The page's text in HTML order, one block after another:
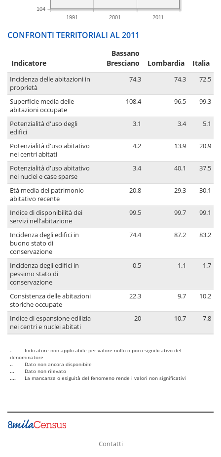
1991 2001 2011
104
CONFRONTI TERRITORIALI AL 2011
Indicatore
Bassano
Bresciano
Lombardia Italia
Incidenza delle abitazioni in
proprietà
74.3 74.3 72.5
Superficie media delle
abitazioni occupate
108.4 96.5 99.3
Potenzialità d'uso degli
edifici
3.1 3.4 5.1
Potenzialità d'uso abitativo
nei centri abitati
4.2 13.9 20.9
Potenzialità d'uso abitativo
nei nuclei e case sparse
3.4 40.1 37.5
Età media del patrimonio
abitativo recente
20.8 29.3 30.1
Indice di disponibilità dei
servizi nell'abitazione
99.5 99.7 99.1
Incidenza degli edifici in
buono stato di
conservazione
74.4 87.2 83.2
Incidenza degli edifici in
pessimo stato di
conservazione
0.5 1.1 1.7
Consistenza delle abitazioni
storiche occupate
22.3 9.7 10.2
Indice di espansione edilizia
nei centri e nuclei abitati
20 10.7 7.8
-
Indicatore non applicabile per valore nullo o poco significativo del
denominatore
..
Dato non ancora disponibile
...
Dato non rilevato
....
La mancanza o esiguità del fenomeno rende i valori non significativi
Contatti